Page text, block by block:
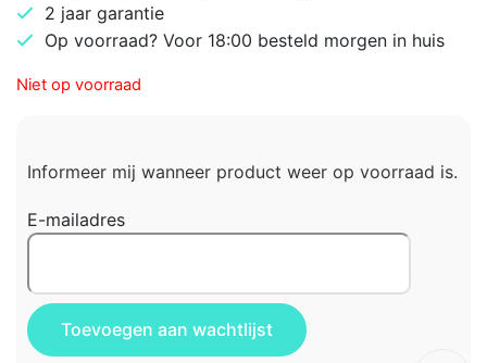
2 jaar garantie
Op voorraad? Voor 18:00 besteld morgen in huis
Niet op voorraad
Informeer mij wanneer product weer op voorraad is.
E-mailadres